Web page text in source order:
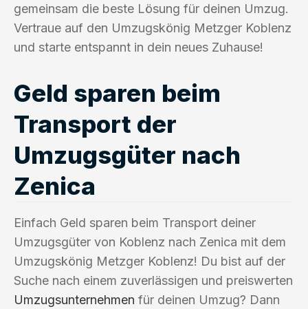
gemeinsam die beste Lösung für deinen Umzug.
Vertraue auf den Umzugskönig Metzger Koblenz
und starte entspannt in dein neues Zuhause!
Geld sparen beim
Transport der
Umzugsgüter nach
Zenica
Einfach Geld sparen beim Transport deiner
Umzugsgüter von Koblenz nach Zenica mit dem
Umzugskönig Metzger Koblenz! Du bist auf der
Suche nach einem zuverlässigen und preiswerten
Umzugsunternehmen für deinen Umzug? Dann